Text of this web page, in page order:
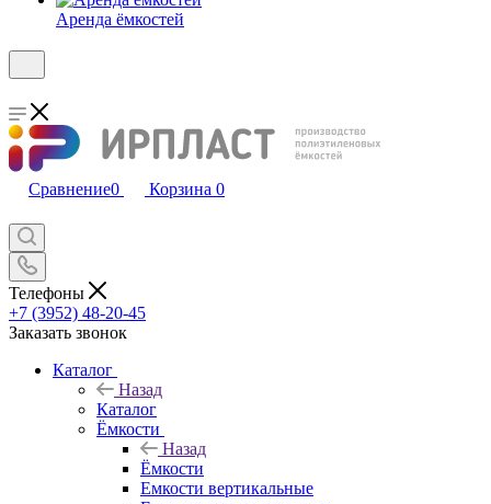
Аренда ёмкостей
Сравнение0 Корзина 0
Телефоны
+7 (3952) 48-20-45
Заказать звонок
Каталог
Назад
Каталог
Ёмкости
Назад
Ёмкости
Емкости вертикальные